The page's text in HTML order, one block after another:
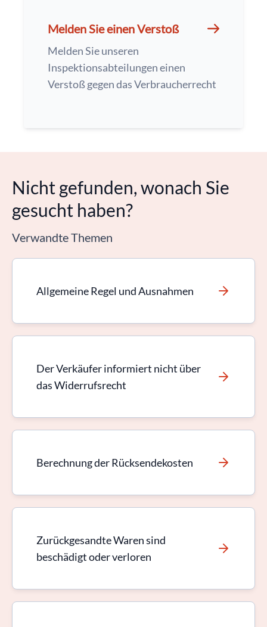
Melden Sie einen Verstoß
Melden Sie unseren
Inspektionsabteilungen einen
Verstoß gegen das Verbraucherrecht
Nicht gefunden, wonach Sie
gesucht haben?
Verwandte Themen
Allgemeine Regel und Ausnahmen
Der Verkäufer informiert nicht über
das Widerrufsrecht
Berechnung der Rücksendekosten
Zurückgesandte Waren sind
beschädigt oder verloren